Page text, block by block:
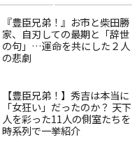
『豊臣兄弟！』お市と柴田勝
家、自刃しての最期と「辞世
の句」…運命を共にした２人
の悲劇
【豊臣兄弟！】秀吉は本当に
「女狂い」だったのか？ 天下
人を彩った11人の側室たちを
時系列で一挙紹介